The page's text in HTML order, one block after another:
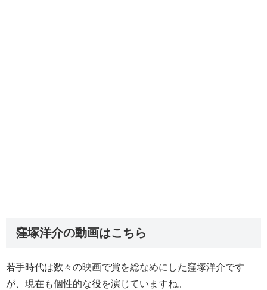
窪塚洋介の動画はこちら
若手時代は数々の映画で賞を総なめにした窪塚洋介です
が、現在も個性的な役を演じていますね。